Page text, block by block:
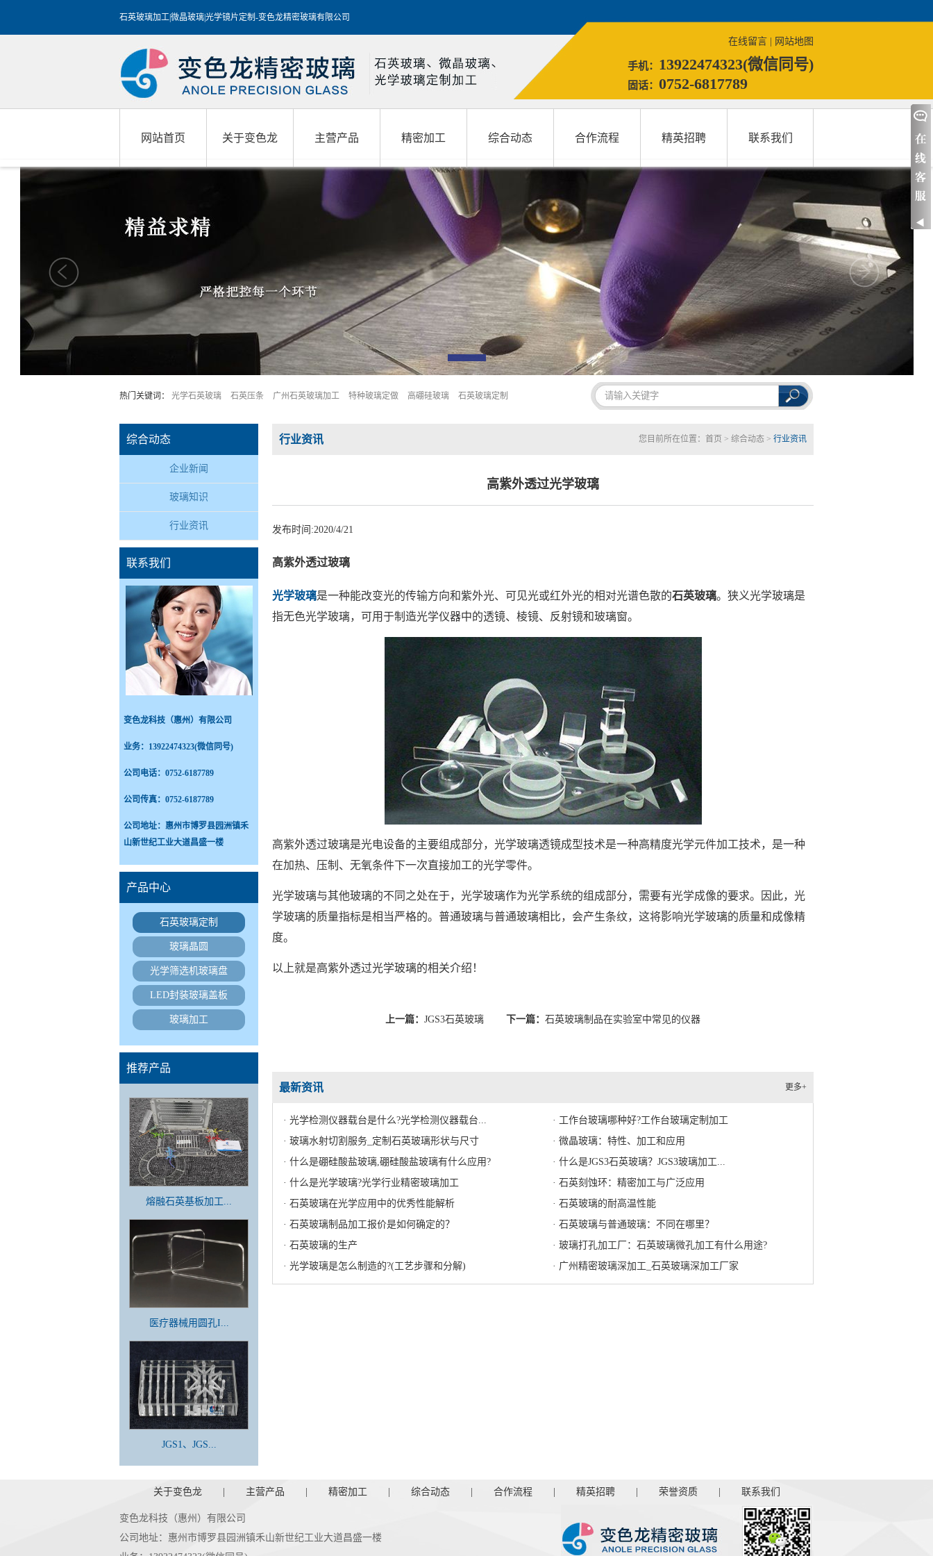
石英玻璃加工|微晶玻璃|光学镜片定制-变色龙精密玻璃有限公司
在线留言 网站地图
手机： 13922474323(微信同号)
固话： 0752-6817789
网站首页 关于变色龙 主营产品 精密加工 综合动态 合作流程 精英招聘 联系我们
热门关键词： 光学石英玻璃 石英压条 广州石英玻璃加工 特种玻璃定做 高硼硅玻璃 石英玻璃定制
综合动态
企业新闻
玻璃知识
行业资讯
联系我们
变色龙科技（惠州）有限公司
业务： 13922474323(微信同号)
公司电话：0752-6187789
公司传真：0752-6187789
公司地址：惠州市博罗县园洲镇禾
山新世纪工业大道昌盛一楼
产品中心
石英玻璃定制
玻璃晶圆
光学筛选机玻璃盘
LED封装玻璃盖板
玻璃加工
推荐产品
熔融石英基板加工...
医疗器械用圆孔I...
JGS1、JGS...
您目前所在位置： 首页 > 综合动态 > 行业资讯
行业资讯
高紫外透过光学玻璃
发布时间:2020/4/21
高紫外透过玻璃
光学玻璃是一种能改变光的传输方向和紫外光、可见光或红外光的相对光谱色散的石英玻璃。狭义光学玻璃是
指无色光学玻璃，可用于制造光学仪器中的透镜、棱镜、反射镜和玻璃窗。
高紫外透过玻璃是光电设备的主要组成部分，光学玻璃透镜成型技术是一种高精度光学元件加工技术，是一种
在加热、压制、无氧条件下一次直接加工的光学零件。
光学玻璃与其他玻璃的不同之处在于，光学玻璃作为光学系统的组成部分，需要有光学成像的要求。因此，光
学玻璃的质量指标是相当严格的。普通玻璃与普通玻璃相比，会产生条纹，这将影响光学玻璃的质量和成像精
度。
以上就是高紫外透过光学玻璃的相关介绍！
上一篇： JGS3石英玻璃 下一篇： 石英玻璃制品在实验室中常见的仪器
更多+
最新资讯
· 光学检测仪器载台是什么?光学检测仪器载台...
· 工作台玻璃哪种好?工作台玻璃定制加工
· 玻璃水射切割服务_定制石英玻璃形状与尺寸
· 微晶玻璃：特性、加工和应用
· 什么是硼硅酸盐玻璃,硼硅酸盐玻璃有什么应用?
· 什么是JGS3石英玻璃？JGS3玻璃加工...
· 什么是光学玻璃?光学行业精密玻璃加工
· 石英刻蚀环：精密加工与广泛应用
· 石英玻璃在光学应用中的优秀性能解析
· 石英玻璃的耐高温性能
· 石英玻璃制品加工报价是如何确定的？
· 石英玻璃与普通玻璃：不同在哪里？
· 石英玻璃的生产
· 玻璃打孔加工厂：石英玻璃微孔加工有什么用途?
· 光学玻璃是怎么制造的?(工艺步骤和分解)
· 广州精密玻璃深加工_石英玻璃深加工厂家
关于变色龙 主营产品 精密加工 综合动态 合作流程 精英招聘 荣誉资质 联系我们
变色龙科技（惠州）有限公司
公司地址：惠州市博罗县园洲镇禾山新世纪工业大道昌盛一楼